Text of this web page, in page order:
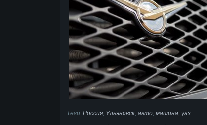
Теги: Россия Ульяновск авто машина уаз